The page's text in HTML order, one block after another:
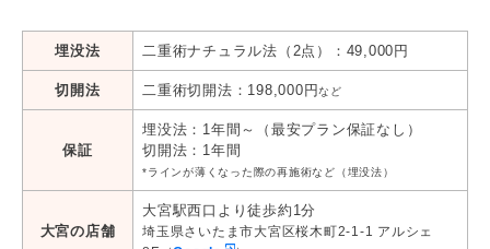
埋没法 二重術ナチュラル法（2点）：49,000円
切開法 二重術切開法：198,000円など
保証
埋没法：1年間～（最安プラン保証なし）
切開法：1年間
*ラインが薄くなった際の再施術など（埋没法）
大宮の店舗
大宮駅西口より徒歩約1分
埼玉県さいたま市大宮区桜木町2-1-1 アルシェ